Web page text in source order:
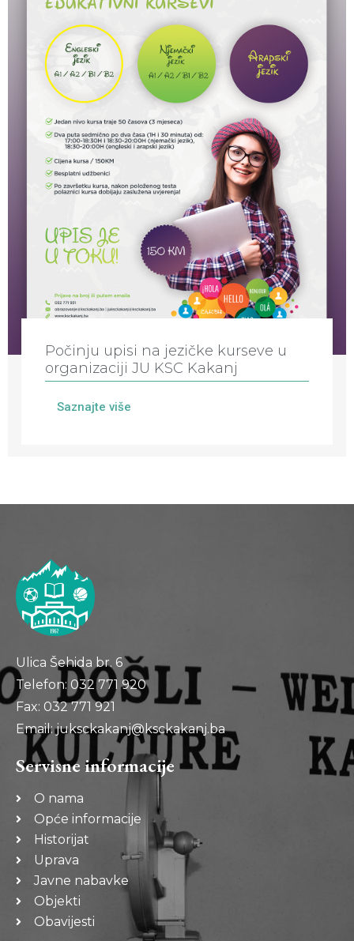
Počinju upisi na jezičke kurseve u
organizaciji JU KSC Kakanj
Saznajte više
Ulica Šehida br. 6
Telefon: 032 771 920
Fax: 032 771 921
Email: juksckakanj@ksckakanj.ba
Servisne informacije
O nama
Opće informacije
Historijat
Uprava
Javne nabavke
Objekti
Obavijesti